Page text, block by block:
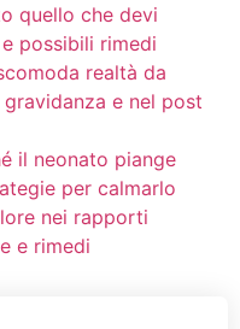
quello che devi
possibili rimedi
realtà da
e nel post
il neonato piange
per calmarlo
nei rapporti
e rimedi